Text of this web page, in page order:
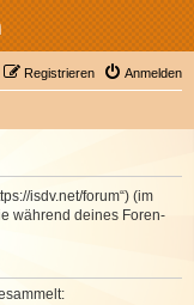
Anmelden
Registrieren
isdv.net/forum“) (im
während deines Foren-